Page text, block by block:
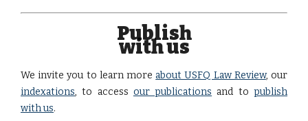
Publish
with us
We invite you to learn moreabout USFQ Law Review, our
indexations, to access our publications and topublish
with us.